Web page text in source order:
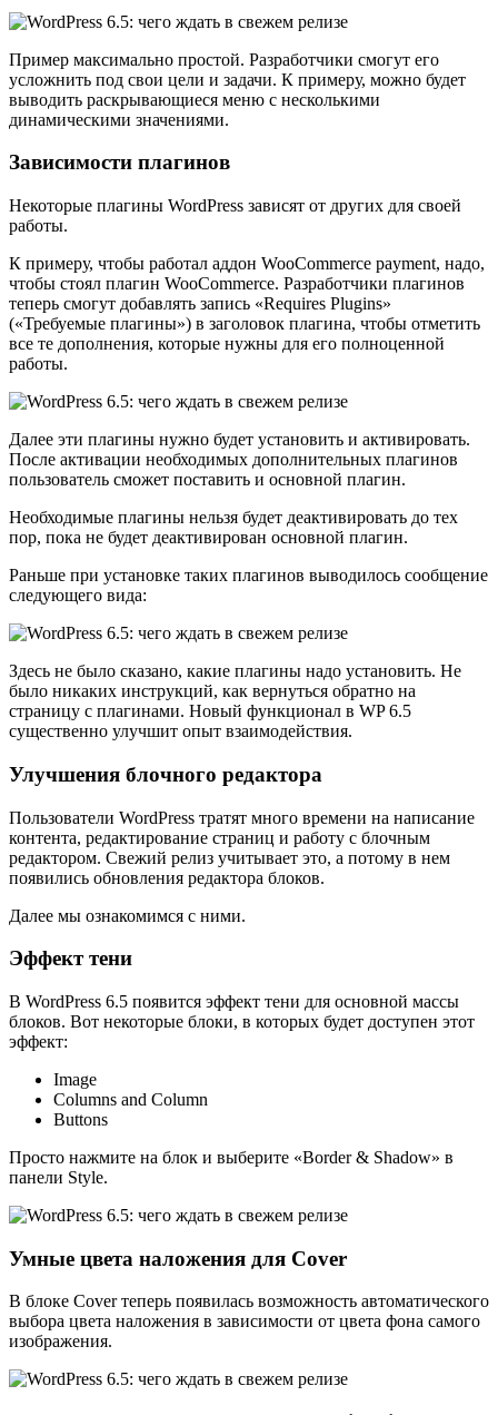
Пример максимально простой. Разработчики смогут его
усложнить под свои цели и задачи. К примеру, можно будет
выводить раскрывающиеся меню с несколькими
динамическими значениями.
Зависимости плагинов
Некоторые плагины WordPress зависят от других для своей
работы.
К примеру, чтобы работал аддон WooCommerce payment, надо,
чтобы стоял плагин WooCommerce. Разработчики плагинов
теперь смогут добавлять запись «Requires Plugins»
(«Требуемые плагины») в заголовок плагина, чтобы отметить
все те дополнения, которые нужны для его полноценной
работы.
Далее эти плагины нужно будет установить и активировать.
После активации необходимых дополнительных плагинов
пользователь сможет поставить и основной плагин.
Необходимые плагины нельзя будет деактивировать до тех
пор, пока не будет деактивирован основной плагин.
Раньше при установке таких плагинов выводилось сообщение
следующего вида:
Здесь не было сказано, какие плагины надо установить. Не
было никаких инструкций, как вернуться обратно на
страницу с плагинами. Новый функционал в WP 6.5
существенно улучшит опыт взаимодействия.
Улучшения блочного редактора
Пользователи WordPress тратят много времени на написание
контента, редактирование страниц и работу с блочным
редактором. Свежий релиз учитывает это, а потому в нем
появились обновления редактора блоков.
Далее мы ознакомимся с ними.
Эффект тени
В WordPress 6.5 появится эффект тени для основной массы
блоков. Вот некоторые блоки, в которых будет доступен этот
эффект:
Image
Columns and Column
Buttons
Просто нажмите на блок и выберите «Border & Shadow» в
панели Style.
Умные цвета наложения для Cover
В блоке Cover теперь появилась возможность автоматического
выбора цвета наложения в зависимости от цвета фона самого
изображения.